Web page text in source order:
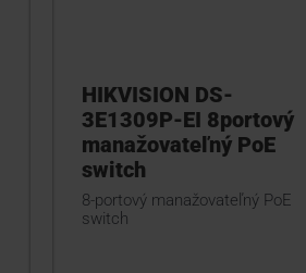
HIKVISION DS-
3E1309P-EI 8portový
manažovateľný PoE
switch
8-portový manažovateľný PoE
switch